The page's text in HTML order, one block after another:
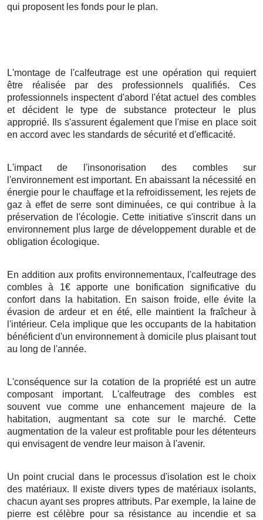
qui proposent les fonds pour le plan.
L'montage de l'calfeutrage est une opération qui requiert
être réalisée par des professionnels qualifiés. Ces
professionnels inspectent d'abord l'état actuel des combles
et décident le type de substance protecteur le plus
approprié. Ils s'assurent également que l'mise en place soit
en accord avec les standards de sécurité et d'efficacité.
L'impact de l'insonorisation des combles sur
l'environnement est important. En abaissant la nécessité en
énergie pour le chauffage et la refroidissement, les rejets de
gaz à effet de serre sont diminuées, ce qui contribue à la
préservation de l'écologie. Cette initiative s'inscrit dans un
environnement plus large de développement durable et de
obligation écologique.
En addition aux profits environnementaux, l'calfeutrage des
combles à 1€ apporte une bonification significative du
confort dans la habitation. En saison froide, elle évite la
évasion de ardeur et en été, elle maintient la fraîcheur à
l'intérieur. Cela implique que les occupants de la habitation
bénéficient d'un environnement à domicile plus plaisant tout
au long de l'année.
L'conséquence sur la cotation de la propriété est un autre
composant important. L'calfeutrage des combles est
souvent vue comme une enhancement majeure de la
habitation, augmentant sa cote sur le marché. Cette
augmentation de la valeur est profitable pour les détenteurs
qui envisagent de vendre leur maison à l'avenir.
Un point crucial dans le processus d'isolation est le choix
des matériaux. Il existe divers types de matériaux isolants,
chacun ayant ses propres attributs. Par exemple, la laine de
pierre est célèbre pour sa résistance au incendie et sa